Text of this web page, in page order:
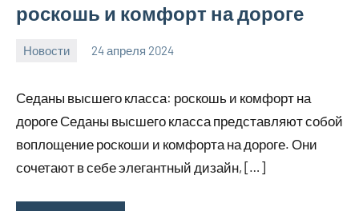
роскошь и комфорт на дороге
Новости 24 апреля 2024
Седаны высшего класса: роскошь и комфорт на
дороге Седаны высшего класса представляют собой
воплощение роскоши и комфорта на дороге. Они
сочетают в себе элегантный дизайн, […]